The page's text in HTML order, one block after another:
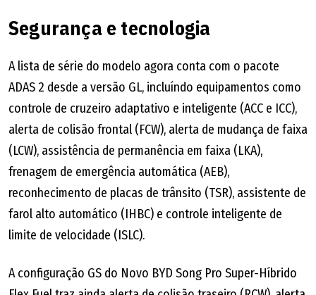
Segurança e tecnologia
A lista de série do modelo agora conta com o pacote
ADAS 2 desde a versão GL, incluíndo equipamentos como
controle de cruzeiro adaptativo e inteligente (ACC e ICC),
alerta de colisão frontal (FCW), alerta de mudança de faixa
(LCW), assistência de permanência em faixa (LKA),
frenagem de emergência automática (AEB),
reconhecimento de placas de trânsito (TSR), assistente de
farol alto automático (IHBC) e controle inteligente de
limite de velocidade (ISLC).
A configuração GS do Novo BYD Song Pro Super-Híbrido